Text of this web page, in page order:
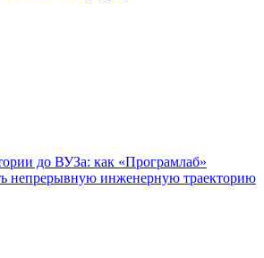
до ВУЗа: как «Програмлаб»
непрерывную инженерную траекторию